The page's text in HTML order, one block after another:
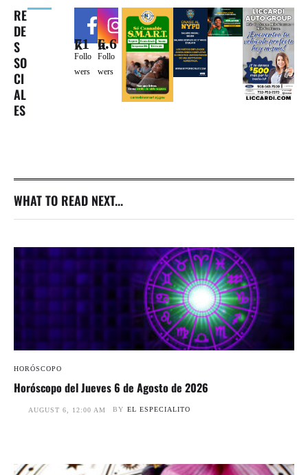
RE
DE
S
SO
CI
AL
ES
71k
Follo
wers
6.6k
Follo
wers
WHAT TO READ NEXT...
HORÓSCOPO
Horóscopo del Jueves 6 de Agosto de 2026
AUGUST 6, 12:00 AM BY EL ESPECIALITO